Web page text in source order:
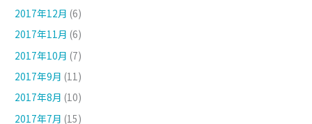
2017年12月 (6)
2017年11月 (6)
2017年10月 (7)
2017年9月 (11)
2017年8月 (10)
2017年7月 (15)